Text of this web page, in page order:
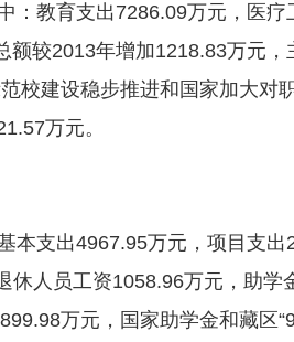
教育支出7286.09万元，医疗
较2013年增加1218.83万元
校建设稳步推进和国家加大对
万元。
支出4967.95万元，项目支出
人员工资1058.96万元，助
万元，国家助学金和藏区